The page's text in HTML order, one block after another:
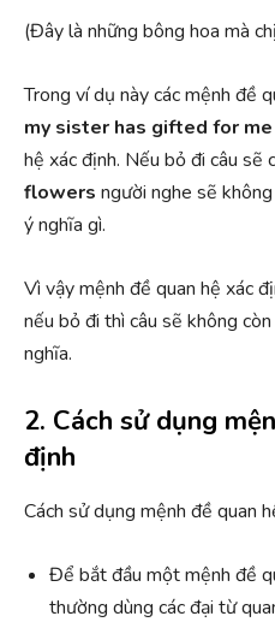
(Đây là những bông hoa mà
Trong ví dụ này các mệnh đề
my sister has gifted for me
hệ xác định. Nếu bỏ đi câu sẽ
flowers người nghe sẽ
ý nghĩa gì.
Vì vậy mệnh đề quan hệ xác
nếu bỏ đi thì câu sẽ không
nghĩa.
2. Cách sử dụng
định
Cách sử dụng mệnh đề quan
Để bắt đầu một mệnh đề
thường dùng các đại từ